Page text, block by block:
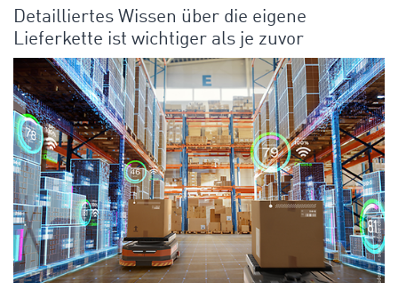
Detailliertes Wissen über die eigene
Lieferkette ist wichtiger als je zuvor